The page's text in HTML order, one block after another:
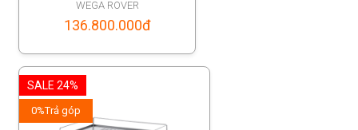
WEGA ROVER
136.800.000đ
SALE 24%
0%Trả góp